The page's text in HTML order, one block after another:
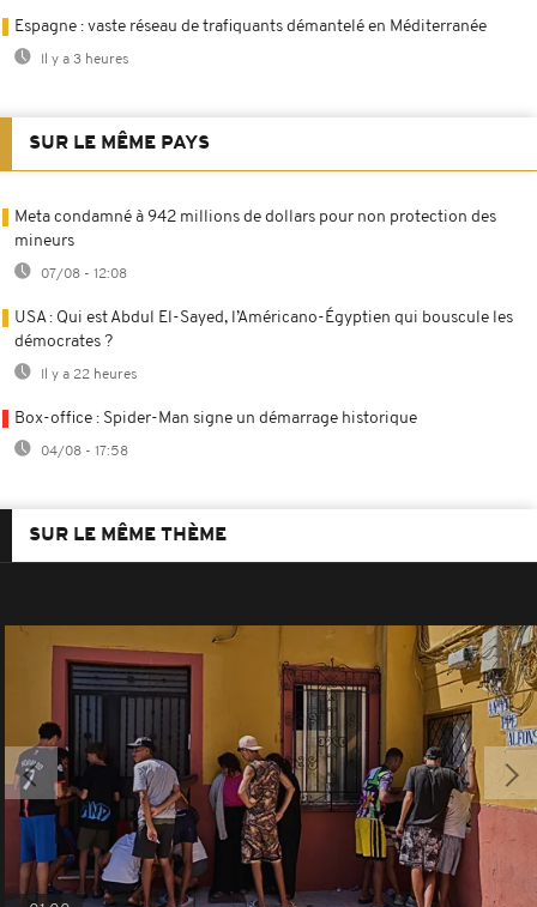
Espagne : vaste réseau de trafiquants démantelé en Méditerranée
Il y a 3 heures
SUR LE MÊME PAYS
Meta condamné à 942 millions de dollars pour non protection des
mineurs
07/08 - 12:08
USA : Qui est Abdul El-Sayed, l’Américano-Égyptien qui bouscule les
démocrates ?
Il y a 22 heures
Box-office : Spider-Man signe un démarrage historique
04/08 - 17:58
SUR LE MÊME THÈME